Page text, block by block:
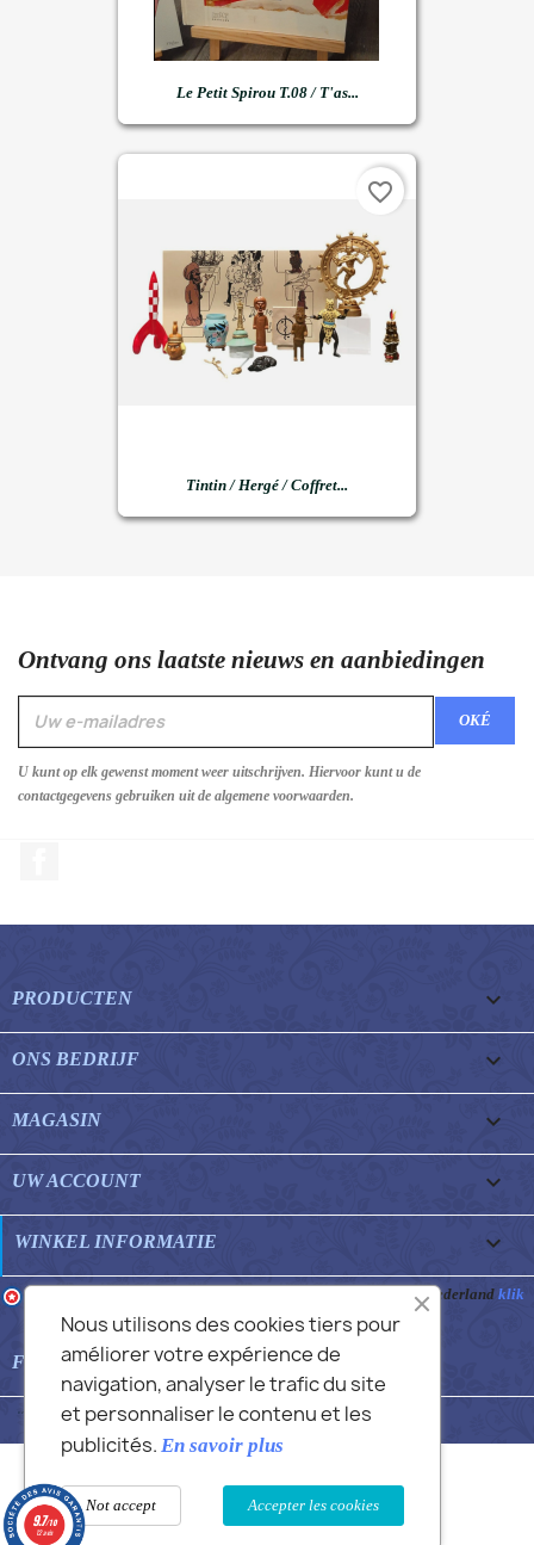
Le Petit Spirou T.08 / T'as...
Tintin / Hergé / Coffret...
favorite_border
Ontvang ons laatste nieuws en aanbiedingen
U kunt op elk gewenst moment weer uitschrijven. Hiervoor kunt u de
contactgegevens gebruiken uit de algemene voorwaarden.
PRODUCTEN 
ONS BEDRIJF 
MAGASIN 
UW ACCOUNT 
WINKEL INFORMATIE keyboard_arrow_down
Merchant goedgekeurd door Gegarandeerde Beoordelingen Nederland klik
hier om het attest te tonen .
FEATURED FAQS 
© 2026 - Commans Alex
Nous utilisons des cookies tiers pour
améliorer votre expérience de
navigation, analyser le trafic du site
et personnaliser le contenu et les
publicités. En savoir plus
Accepter les cookies
Not accept
9.7/10
12 avis